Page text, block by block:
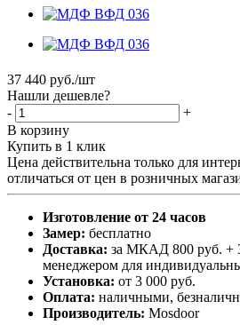
37 440 руб./шт
Нашли дешевле?
-
+
В корзину
Купить в 1 клик
Цена действительна только для
отличаться от цен в розничных
Изготовление от 24 часов
Замер: бесплатно
Доставка: за МКАД 800 руб. +
менеджером для
Установка: от 3 000 руб.
Оплата: наличными,
Производитель: Mosdoor